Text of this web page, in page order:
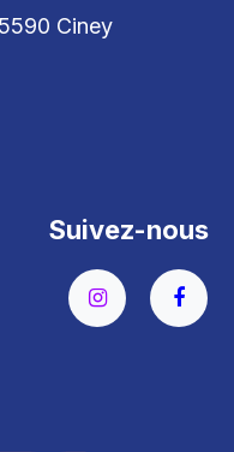
Ciney
Suivez-nous